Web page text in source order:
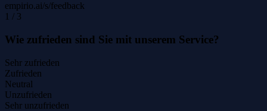
empirio.ai/s/feedback
1 / 3
Wie zufrieden sind Sie mit unserem Service?
Sehr zufrieden
Zufrieden
Neutral
Unzufrieden
Sehr unzufrieden